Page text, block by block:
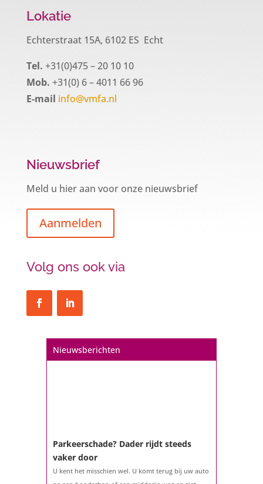
Lokatie
Echterstraat 15A, 6102 ES Echt
Tel. +31(0)475 – 20 10 10
Mob. +31(0) 6 – 4011 66 96
E-mail info@vmfa.nl
Nieuwsbrief
Meld u hier aan voor onze nieuwsbrief
Aanmelden
Volg ons ook via
Nieuwsberichten
Een hypotheek na uw 57e? Er zijn
De woningmarkt is nog steeds in beweging.
het eigenlijk met een hypotheek als u 57 jaar of
ouder bent?...
Parkeerschade? Dader rijdt steeds
vaker door
U kent het misschien wel. U komt terug bij uw auto